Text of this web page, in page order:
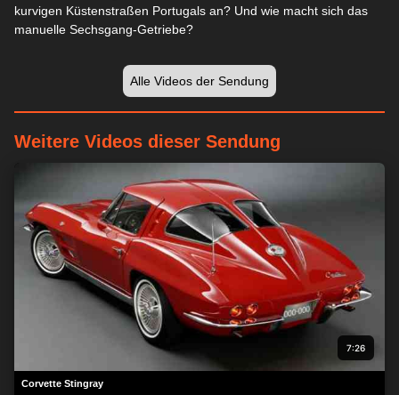
kurvigen Küstenstraßen Portugals an? Und wie macht sich das
manuelle Sechsgang-Getriebe?
Alle Videos der Sendung
Weitere Videos dieser Sendung
7:26
Corvette Stingray